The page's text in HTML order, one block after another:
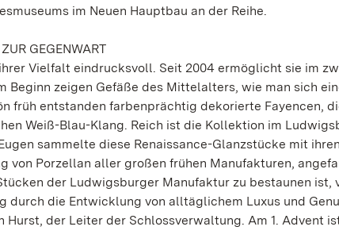
im Neuen Hauptbau an der Reihe.
GEGENWART
Vielfalt eindrucksvoll. Seit 2004 ermöglicht sie im
Beginn zeigen Gefäße des Mittelalters, wie man sich
früh entstanden farbenprächtig dekorierte Fayencen,
Weiß-Blau-Klang. Reich ist die Kollektion im
sammelte diese Renaissance-Glanzstücke mit ihren
von Porzellan aller großen frühen Manufakturen,
der Ludwigsburger Manufaktur zu bestaunen ist,
durch die Entwicklung von alltäglichem Luxus und
der Leiter der Schlossverwaltung. Am 1. Advent